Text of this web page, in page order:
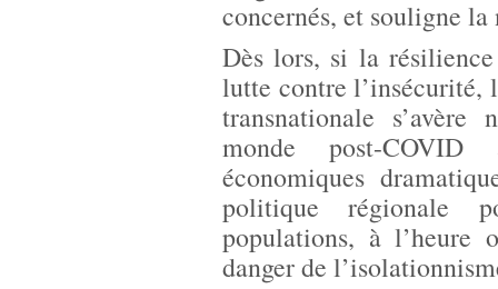
concernés, et souligne la
Dès lors, si la
lutte contre l’insécurité,
transnationale s’avère
monde post-COVID
économiques
politique régionale
populations, à l’heure
danger de